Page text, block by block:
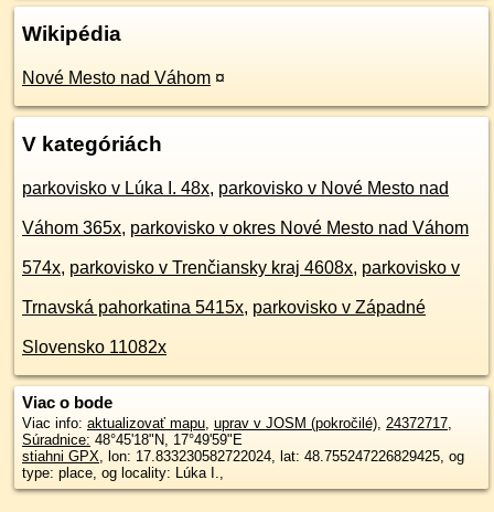
Wikipédia
Nové Mesto nad Váhom ¤
V kategóriách
parkovisko v Lúka I. 48x, parkovisko v Nové Mesto nad
Váhom 365x, parkovisko v okres Nové Mesto nad Váhom
574x, parkovisko v Trenčiansky kraj 4608x, parkovisko v
Trnavská pahorkatina 5415x, parkovisko v Západné
Slovensko 11082x
Viac o bode
Viac info: aktualizovať mapu uprav v JOSM (pokročilé) 24372717
Súradnice: 48°45'18"N 17°49'59"E
stiahni GPX , lon: 17.833230582722024, lat: 48.755247226829425, og
type: place, og locality: Lúka I.,